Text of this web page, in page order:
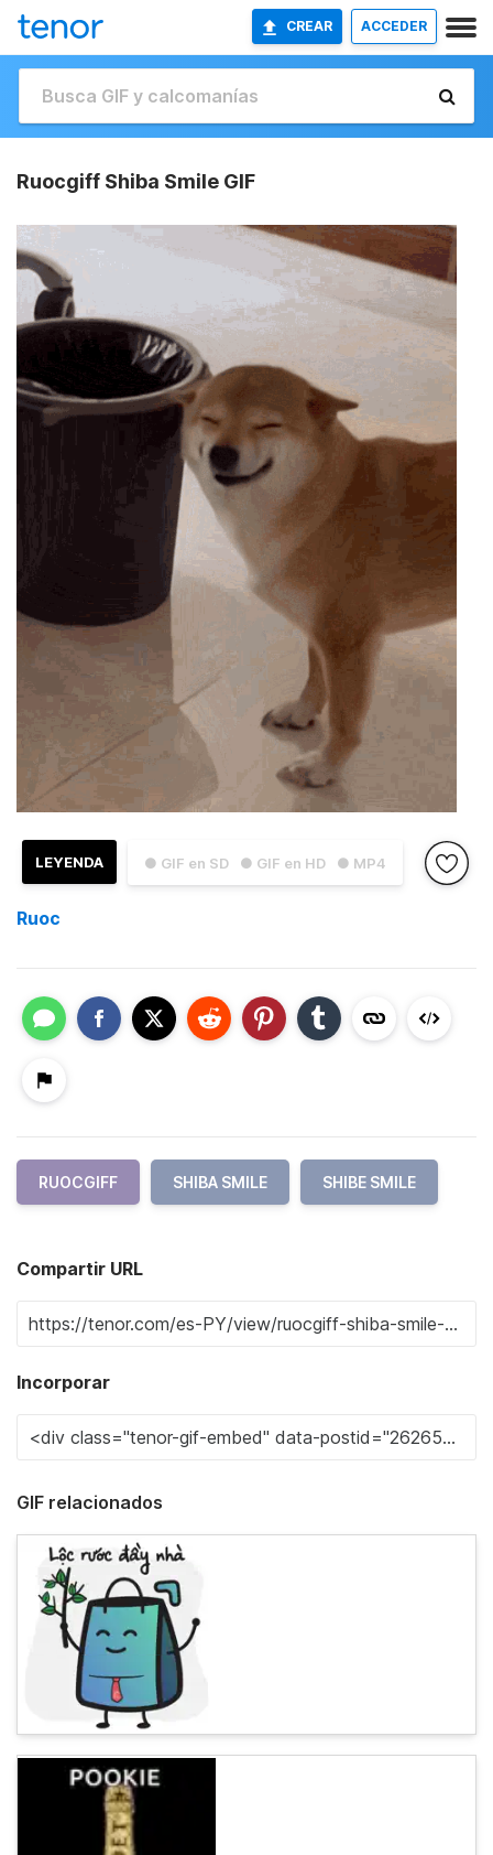
CREAR ACCEDER
Ruocgiff Shiba Smile GIF
● GIF en SD ● GIF en HD ● MP4
LEYENDA
Ruoc
RUOCGIFF SHIBA SMILE SHIBE SMILE
Compartir URL
Incorporar
GIF relacionados